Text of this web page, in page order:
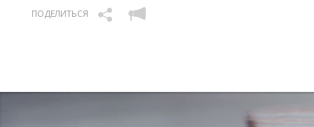
ПОДЕЛИТЬСЯ